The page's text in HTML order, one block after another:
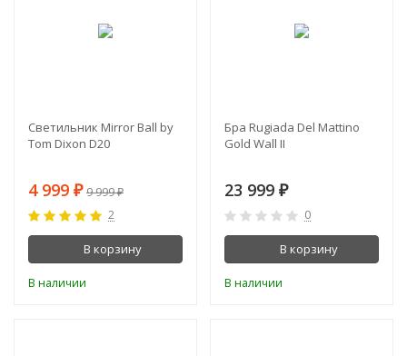
Светильник Mirror Ball by
Tom Dixon D20
4 999 ₽ 9 999₽
2
В корзину
В наличии
Бра Rugiada Del Mattino
Gold Wall II
23 999 ₽
0
В корзину
В наличии